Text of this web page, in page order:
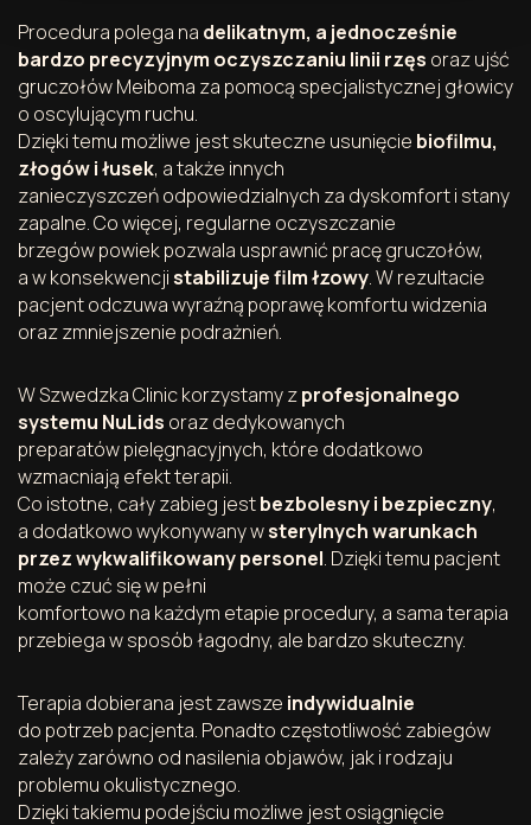
Procedura polega na delikatnym, a jednocześnie
bardzo precyzyjnym oczyszczaniu linii rzęs oraz ujść
gruczołów Meiboma za pomocą specjalistycznej głowicy
o oscylującym ruchu.
Dzięki temu możliwe jest skuteczne usunięcie biofilmu,
złogów i łusek, a także innych
zanieczyszczeń odpowiedzialnych za dyskomfort i stany
zapalne. Co więcej, regularne oczyszczanie
brzegów powiek pozwala usprawnić pracę gruczołów,
a w konsekwencjistabilizuje film łzowy. W rezultacie
pacjent odczuwa wyraźną poprawę komfortu widzenia
oraz zmniejszenie podrażnień.
W Szwedzka Clinic korzystamy zprofesjonalnego
systemu NuLids oraz dedykowanych
preparatów pielęgnacyjnych, które dodatkowo
wzmacniają efekt terapii.
Co istotne, cały zabieg jestbezbolesny i bezpieczny,
a dodatkowo wykonywany wsteryl­nych warunkach
przez wykwalifikowany personel. Dzięki temu pacjent
może czuć się w pełni
komfortowo na każdym etapie procedury, a sama terapia
przebiega w sposób łagodny, ale bardzo skuteczny.
Terapia dobierana jest zawsze indywidualnie
do potrzeb pacjenta. Ponadto częstotliwość zabiegów
zależy zarówno od nasilenia objawów, jak i rodzaju
problemu okulistycznego.
Dzięki takiemu podejściu możliwe jest osiągnięcie